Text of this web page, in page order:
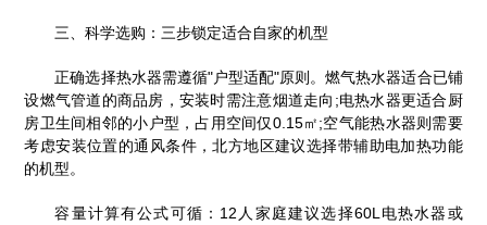
三、科学选购：三步锁定适合自家的机型
正确选择热水器需遵循"户型适配"原则。燃气热水器适合已铺
设燃气管道的商品房，安装时需注意烟道走向;电热水器更适合厨
房卫生间相邻的小户型，占用空间仅0.15㎡;空气能热水器则需要
考虑安装位置的通风条件，北方地区建议选择带辅助电加热功能
的机型。
容量计算有公式可循：12人家庭建议选择60L电热水器或